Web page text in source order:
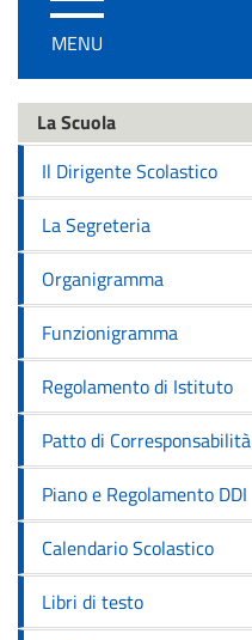
/
disattiva
navigazione
MENU
La Scuola
Il Dirigente Scolastico
La Segreteria
Organigramma
Funzionigramma
Regolamento di Istituto
Patto di Corresponsabilità
Piano e Regolamento DDI
Calendario Scolastico
Libri di testo